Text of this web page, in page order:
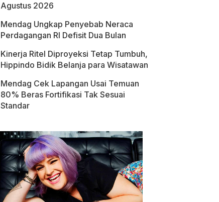
Agustus 2026
Mendag Ungkap Penyebab Neraca
Perdagangan RI Defisit Dua Bulan
Kinerja Ritel Diproyeksi Tetap Tumbuh,
Hippindo Bidik Belanja para Wisatawan
Mendag Cek Lapangan Usai Temuan
80% Beras Fortifikasi Tak Sesuai
Standar